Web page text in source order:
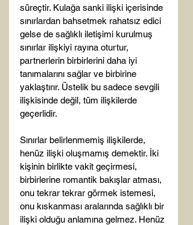
süreçtir. Kulağa sanki ilişki içerisinde
sınırlardan bahsetmek rahatsız edici
gelse de sağlıklı iletişimi kurulmuş
sınırlar ilişkiyi rayına oturtur,
partnerlerin birbirlerini daha iyi
tanımalarını sağlar ve birbirine
yaklaştırır. Üstelik bu sadece sevgili
ilişkisinde değil, tüm ilişkilerde
geçerlidir.
Sınırlar belirlenmemiş ilişkilerde,
henüz ilişki oluşmamış demektir. İki
kişinin birlikte vakit geçirmesi,
birbirlerine romantik bakışlar atması,
onu tekrar tekrar görmek istemesi,
onu kıskanması aralarında sağlıklı bir
ilişki olduğu anlamına gelmez. Henüz